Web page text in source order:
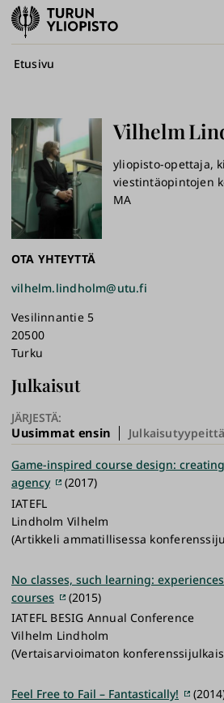
Turun
yliopisto
Murupolku
Etusivu
Vilhelm
yliopisto-opettaja,
viestintäopintojen
MA
OTA YHTEYTTÄ
vilhelm.lindholm@utu.fi
Vesilinnantie 5
20500
Turku
Julkaisut
JÄRJESTÄ:
Uusimmat ensin
Game-inspired course design:
agency
(2017)
IATEFL
Lindholm Vilhelm
(Artikkeli ammatillisessa
No classes, such learning:
courses
(2015)
IATEFL BESIG Annual Conference
Vilhelm Lindholm
(Vertaisarvioimaton
Feel Free to Fail – Fantastically!